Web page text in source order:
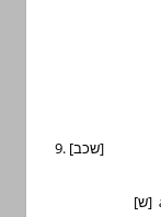
9. [שכב]
[ש]